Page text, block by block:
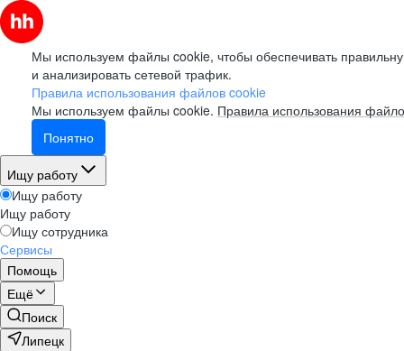
Мы используем файлы cookie, чтобы обеспечивать
и анализировать сетевой трафик.
Правила использования файлов cookie
Мы используем файлы cookie. Правила использования
Понятно
Ищу работу
Ищу работу
Ищу работу
Ищу сотрудника
Сервисы
Помощь
Ещё
Поиск
Липецк